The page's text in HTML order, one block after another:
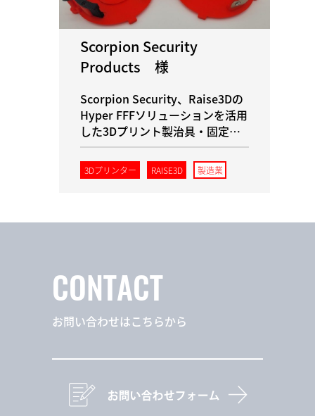
Scorpion Security
Products 様
Scorpion Security、Raise3Dの
Hyper FFFソリューションを活用
した3Dプリント製治具・固定具
により、組立効率を向上
3Dプリンター RAISE3D 製造業
CONTACT
お問い合わせはこちらから